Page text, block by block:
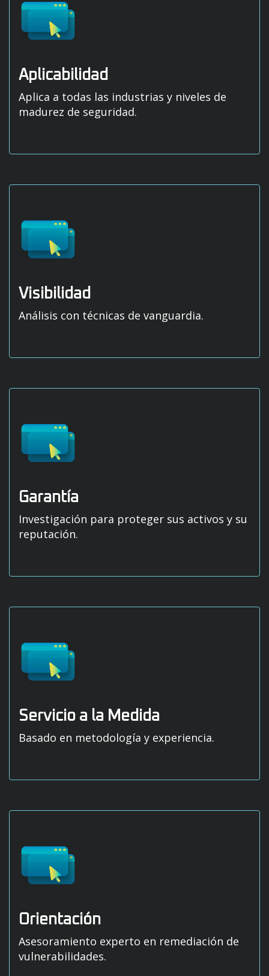
Aplicabilidad
Aplica a todas las industrias y niveles de
madurez de seguridad.
Visibilidad
Análisis con técnicas de vanguardia.
Garantía
Investigación para proteger sus activos y su
reputación.
Servicio a la Medida
Basado en metodología y experiencia.
Orientación
Asesoramiento experto en remediación de
vulnerabilidades.